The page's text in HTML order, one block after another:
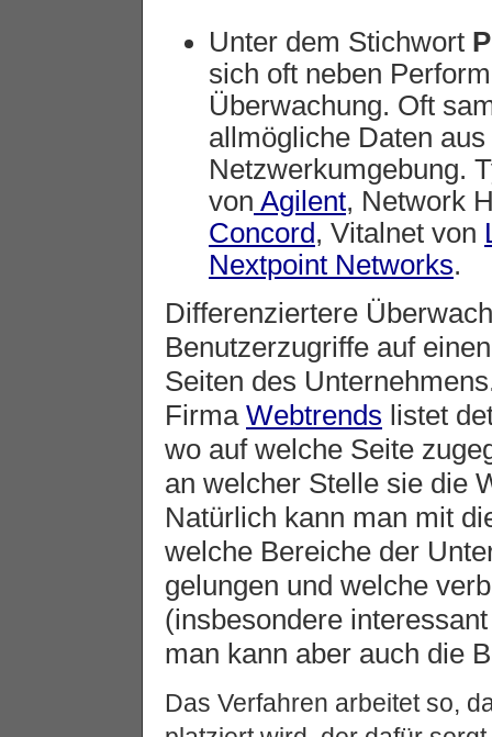
Unter dem Stichwort
sich oft neben
Überwachung. Oft
allmögliche Daten
Netzwerkumgebung.
von Agilent, Network
Concord, Vitalnet von
Nextpoint Networks.
Differenziertere
Benutzerzugriffe auf
Seiten des
Firma Webtrends listet
wo auf welche Seite
an welcher Stelle sie die
Natürlich kann man mit
welche Bereiche der
gelungen und welche
(insbesondere
man kann aber auch die
Das Verfahren arbeitet so,